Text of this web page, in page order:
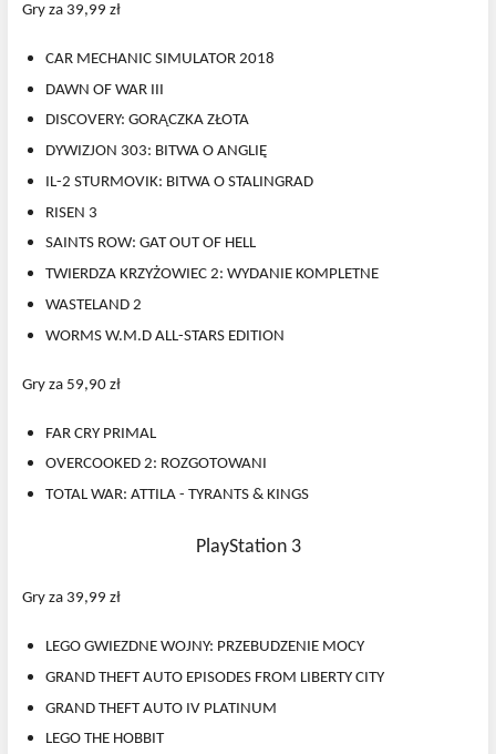
Gry za 39,99 zł
CAR MECHANIC SIMULATOR 2018
DAWN OF WAR III
DISCOVERY: GORĄCZKA ZŁOTA
DYWIZJON 303: BITWA O ANGLIĘ
IL-2 STURMOVIK: BITWA O STALINGRAD
RISEN 3
SAINTS ROW: GAT OUT OF HELL
TWIERDZA KRZYŻOWIEC 2: WYDANIE KOMPLETNE
WASTELAND 2
WORMS W.M.D ALL-STARS EDITION
Gry za 59,90 zł
FAR CRY PRIMAL
OVERCOOKED 2: ROZGOTOWANI
TOTAL WAR: ATTILA - TYRANTS & KINGS
PlayStation 3
Gry za 39,99 zł
LEGO GWIEZDNE WOJNY: PRZEBUDZENIE MOCY
GRAND THEFT AUTO EPISODES FROM LIBERTY CITY
GRAND THEFT AUTO IV PLATINUM
LEGO THE HOBBIT